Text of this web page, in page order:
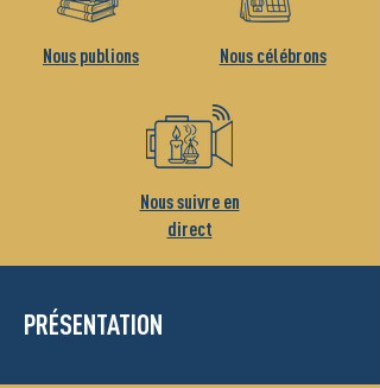
Nous publions Nous célébrons
Nous suivre en
direct
PRÉSENTATION